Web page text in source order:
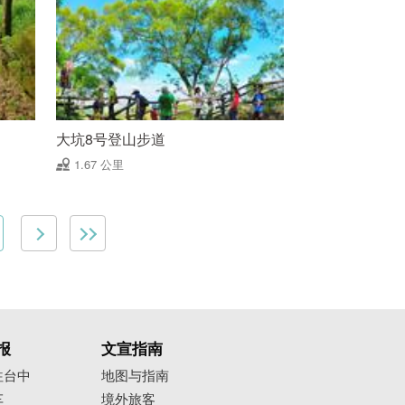
大坑8号登山步道
1.67 公里
中
文宣指南
地图与指南
境外旅客